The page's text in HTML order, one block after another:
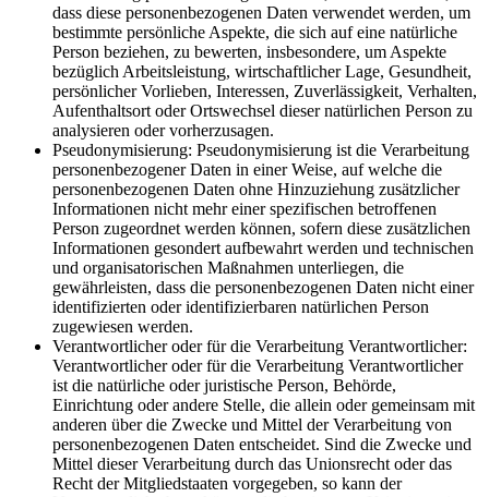
dass diese personenbezogenen Daten verwendet werden, um
bestimmte persönliche Aspekte, die sich auf eine natürliche
Person beziehen, zu bewerten, insbesondere, um Aspekte
bezüglich Arbeitsleistung, wirtschaftlicher Lage, Gesundheit,
persönlicher Vorlieben, Interessen, Zuverlässigkeit, Verhalten,
Aufenthaltsort oder Ortswechsel dieser natürlichen Person zu
analysieren oder vorherzusagen.
Pseudonymisierung: Pseudonymisierung ist die Verarbeitung
personenbezogener Daten in einer Weise, auf welche die
personenbezogenen Daten ohne Hinzuziehung zusätzlicher
Informationen nicht mehr einer spezifischen betroffenen
Person zugeordnet werden können, sofern diese zusätzlichen
Informationen gesondert aufbewahrt werden und technischen
und organisatorischen Maßnahmen unterliegen, die
gewährleisten, dass die personenbezogenen Daten nicht einer
identifizierten oder identifizierbaren natürlichen Person
zugewiesen werden.
Verantwortlicher oder für die Verarbeitung Verantwortlicher:
Verantwortlicher oder für die Verarbeitung Verantwortlicher
ist die natürliche oder juristische Person, Behörde,
Einrichtung oder andere Stelle, die allein oder gemeinsam mit
anderen über die Zwecke und Mittel der Verarbeitung von
personenbezogenen Daten entscheidet. Sind die Zwecke und
Mittel dieser Verarbeitung durch das Unionsrecht oder das
Recht der Mitgliedstaaten vorgegeben, so kann der